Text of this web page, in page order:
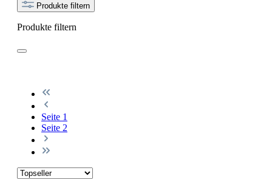
Produkte filtern
Produkte filtern
Seite 1
Seite 2